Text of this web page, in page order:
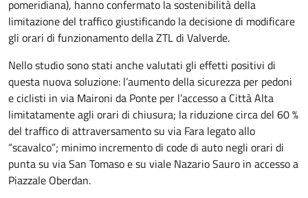
pomeridiana), hanno confermato la sostenibilità della
limitazione del traffico giustificando la decisione di modificare
gli orari di funzionamento della ZTL di Valverde.
Nello studio sono stati anche valutati gli effetti positivi di
questa nuova soluzione: l’aumento della sicurezza per pedoni
e ciclisti in via Maironi da Ponte per l’accesso a Città Alta
limitatamente agli orari di chiusura; la riduzione circa del 60 %
del traffico di attraversamento su via Fara legato allo
“scavalco”; minimo incremento di code di auto negli orari di
punta su via San Tomaso e su viale Nazario Sauro in accesso a
Piazzale Oberdan.